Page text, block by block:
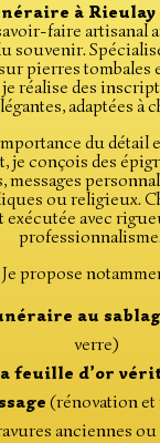
à Rieulay
faire artisanal
souvenir.
pierres tombales
réalise des
adaptées à
du détail
je conçois des
messages
ou religieux.
exécutée avec
Je propose
au
verre)
feuille d’or
(rénovation et
anciennes ou